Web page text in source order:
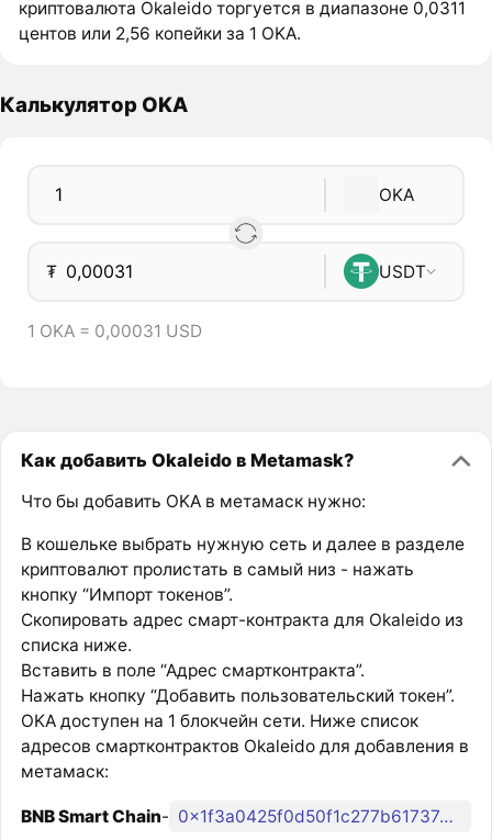
криптовалюта Okaleido торгуется в диапазоне 0,0311
центов или 2,56 копейки за 1 OKA.
Калькулятор OKA
OKA
₮ USDT
1 OKA = 0,00031 USD
Как добавить Okaleido в Metamask?
Что бы добавить OKA в метамаск нужно:
В кошельке выбрать нужную сеть и далее в разделе
криптовалют пролистать в самый низ - нажать
кнопку “Импорт токенов”.
Скопировать адрес смарт-контракта для Okaleido из
списка ниже.
Вставить в поле “Адрес смартконтракта”.
Нажать кнопку “Добавить пользовательский токен”.
OKA доступен на 1 блокчейн сети. Ниже список
адресов смартконтрактов Okaleido для добавления в
метамаск:
BNB Smart Chain- 0x1f3a0425f0d50f1c277b617374ed6c2e95a4ca84